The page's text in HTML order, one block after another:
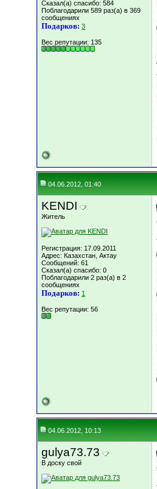
Сказал(а) спасибо: 584
Поблагодарили 589 раз(а) в 369
сообщениях
Подарков: 3
Вес репутации: 135
04.06.2012, 01:40
KENDI
Житель
Регистрация: 17.09.2011
Адрес: Казахстан, Актау
Сообщений: 61
Сказал(а) спасибо: 0
Поблагодарили 2 раз(а) в 2
сообщениях
Подарков: 1
Вес репутации: 56
04.06.2012, 10:13
gulya73.73
В доску свой